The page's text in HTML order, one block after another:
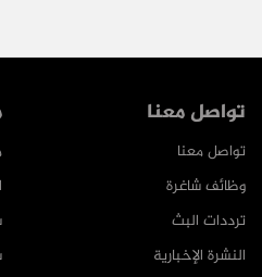
تواصل معنا
تواصل معنا
وظائف شاغرة
ترددات البث
النشرة الإخبارية